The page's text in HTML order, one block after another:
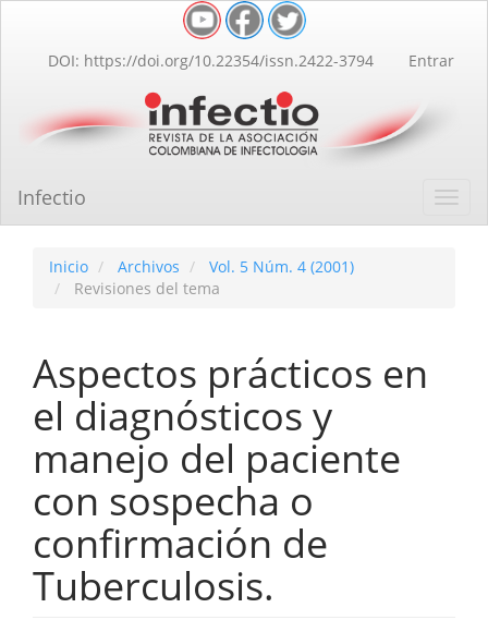
Contenido
principal
lateral
DOI: https://doi.org/10.22354/issn.2422-3794 Entrar
Infectio
Inicio Archivos
Vol. 5 Núm. 4 (2001)
Revisiones del tema
Aspectos prácticos en
el diagnósticos y
manejo del paciente
con sospecha o
confirmación de
Tuberculosis.